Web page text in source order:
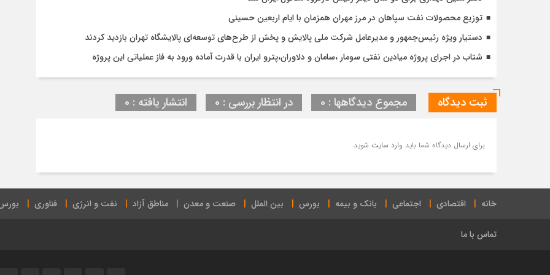
توزیع محصولات نفت سپاهان در مرز مهران همزمان با ایام اربعین حسینی
دستیار ویژه رئیس‌جمهور و مدیرعامل شرکت ملی پالایش و پخش از طرح‌های توسعه‌ای پالایشگاه تهران بازدید کردند
شتاب در اجرای پروژه میادین نفتی سومار ،سامان و دلاوران،پترو ایران با قدرت آماده ورود به فاز عملیاتی این پروژه
ثبت دیدگاه مجموع دیدگاهها : 0 در انتظار بررسی : 0 انتشار یافته : 0
برای ارسال دیدگاه شما باید وارد سایت شوید.
خانه اقتصادی اجتماعی بانک و بیمه بورس بین الملل صنعت و معدن مناطق آزاد نفت و انرژی فناوری
تماس با ما